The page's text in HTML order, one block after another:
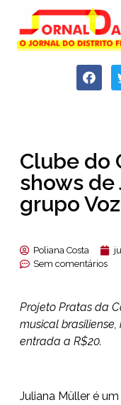
Clube do
shows
grupo
Poliana Costa
Sem comentários
Projeto Pratas da
musical brasiliense,
entrada a R$20.
Juliana Müller é